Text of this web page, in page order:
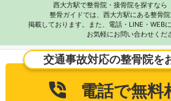
西大方駅で整骨院・接骨院を探すなら
整骨ガイドでは、西大方駅にある整骨
掲載しております。また、電話・LINE・WEB
お気軽にお問い合わせくだ
交通事故対応の整骨院を
電話で無料